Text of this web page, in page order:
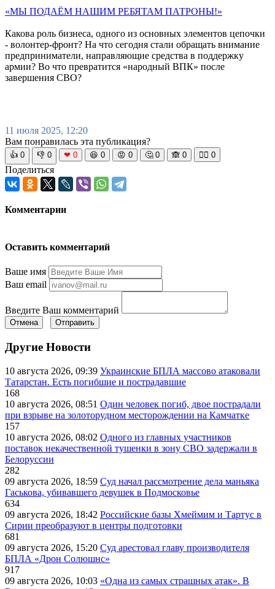
«МЫ ПОДАЁМ НАШИМ РЕБЯТАМ ПАТРОНЫ!»
Какова роль бизнеса, одного из основных элементов цепочки
- волонтер-фронт? На что сегодня стали обращать внимание
предприниматели, направляющие средства в поддержку
армии? Во что превратится «народный ВПК» после
завершения СВО?
11 июля 2025, 12:20
Вам понравилась эта публикация?
👍 0 👎 0 ❤ 0 😆 0 😡 0 🤔 0 🙈 0 🧘‍♀️ 0
Поделиться
Комментарии
Оставить комментарий
Ваше имя
Ваш email
Введите Ваш комментарий
Отмена Отправить
Другие Новости
10 августа 2026, 09:39 Украинские БПЛА массово атаковали
Татарстан. Есть погибшие и пострадавшие
168
10 августа 2026, 08:51 Один человек погиб, двое пострадали
при взрыве на золоторудном месторождении на Камчатке
157
10 августа 2026, 08:02 Одного из главных участников
поставок некачественной тушенки в зону СВО задержали в
Белоруссии
282
09 августа 2026, 18:59 Суд начал рассмотрение дела маньяка
Гаськова, убивавшего девушек в Подмосковье
634
09 августа 2026, 18:42 Российские базы Хмеймим и Тартус в
Сирии преобразуют в центры подготовки
681
09 августа 2026, 15:20 Суд арестовал главу производителя
БПЛА «Дрон Солюшнс»
917
09 августа 2026, 10:03 «Одна из самых страшных атак». В